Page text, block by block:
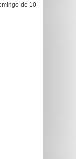
de 10